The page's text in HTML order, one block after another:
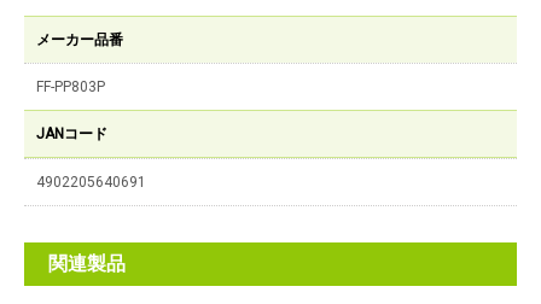
メーカー品番
FF-PP803P
JANコード
4902205640691
関連製品